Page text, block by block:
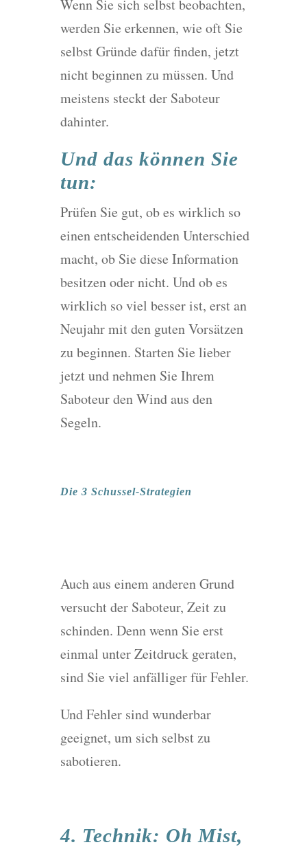
Wenn Sie sich selbst beobachten,
werden Sie erkennen, wie oft Sie
selbst Gründe dafür finden, jetzt
nicht beginnen zu müssen. Und
meistens steckt der Saboteur
dahinter.
Und das können Sie
tun:
Prüfen Sie gut, ob es wirklich so
einen entscheidenden Unterschied
macht, ob Sie diese Information
besitzen oder nicht. Und ob es
wirklich so viel besser ist, erst an
Neujahr mit den guten Vorsätzen
zu beginnen. Starten Sie lieber
jetzt und nehmen Sie Ihrem
Saboteur den Wind aus den
Segeln.
Die 3 Schussel-Strategien
Auch aus einem anderen Grund
versucht der Saboteur, Zeit zu
schinden. Denn wenn Sie erst
einmal unter Zeitdruck geraten,
sind Sie viel anfälliger für Fehler.
Und Fehler sind wunderbar
geeignet, um sich selbst zu
sabotieren.
4. Technik: Oh Mist,